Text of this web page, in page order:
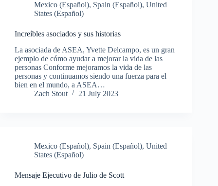
Mexico (Español), Spain (Español), United
States (Español)
Increíbles asociados y sus historias
La asociada de ASEA, Yvette Delcampo, es un gran
ejemplo de cómo ayudar a mejorar la vida de las
personas Conforme mejoramos la vida de las
personas y continuamos siendo una fuerza para el
bien en el mundo, a ASEA…
Zach Stout
21 July 2023
Mexico (Español), Spain (Español), United
States (Español)
Mensaje Ejecutivo de Julio de Scott